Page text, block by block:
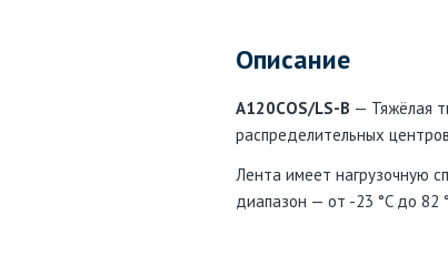
Описание
A120COS/LS-B — Тяжёлая
распределительных
Лента имеет нагрузочную
диапазон — от -23 °C до 82